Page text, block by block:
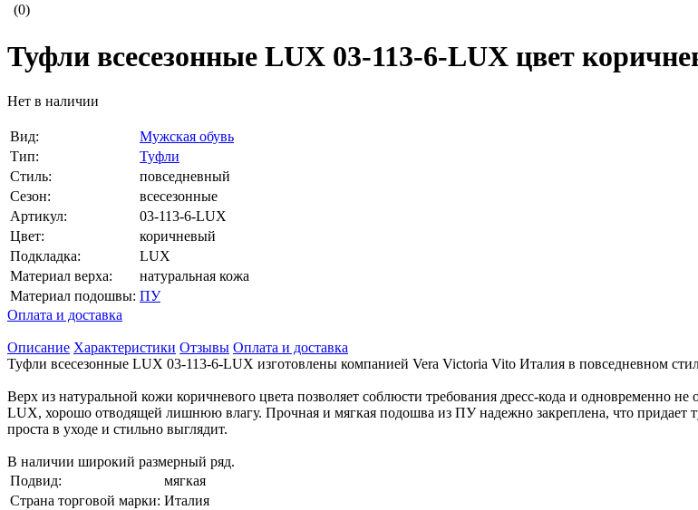
(0)
Туфли всесезонные LUX 03-113-6-LUX цвет
Нет в наличии
Вид:
Мужская обувь
Тип:
Туфли
Стиль:
повседневный
Сезон:
всесезонные
Артикул:
03-113-6-LUX
Цвет:
коричневый
Подкладка:
LUX
Материал верха:
натуральная кожа
Материал подошвы: ПУ
Оплата и доставка
Описание Характеристики Отзывы Оплата и доставка
Туфли всесезонные LUX 03-113-6-LUX изготовлены компанией Vera Victoria Vito Италия в повседневном
Верх из натуральной кожи коричневого цвета позволяет соблюсти требования дресс-кода и одновременно
LUX, хорошо отводящей лишнюю влагу. Прочная и мягкая подошва из ПУ надежно закреплена, что придает
проста в уходе и стильно выглядит.
В наличии широкий размерный ряд.
Подвид:
мягкая
Страна торговой марки: Италия